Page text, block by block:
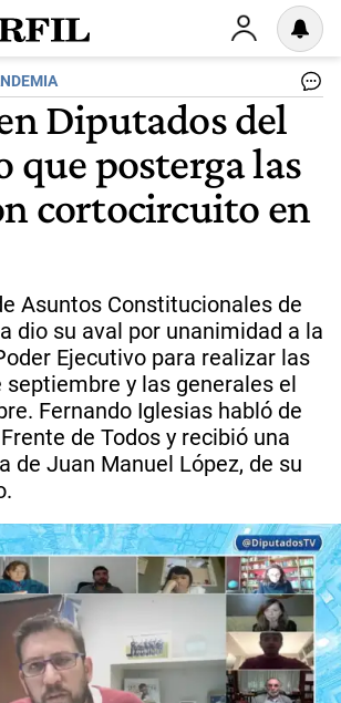
Diputados del
que posterga las
cortocircuito en
Asuntos Constitucionales de
dio su aval por unanimidad a la
Ejecutivo para realizar las
septiembre y las generales el
Fernando Iglesias habló de
de Todos y recibió una
de Juan Manuel López, de su